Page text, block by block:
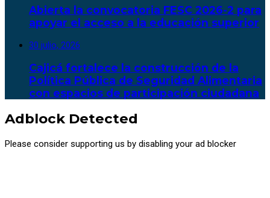
Abierta la convocatoria FESC 2026-2 para
apoyar el acceso a la educación superior
30 julio, 2026
Cajicá fortalece la construcción de la
Política Pública de Seguridad Alimentaria
con espacios de participación ciudadana
Adblock Detected
Please consider supporting us by disabling your ad blocker